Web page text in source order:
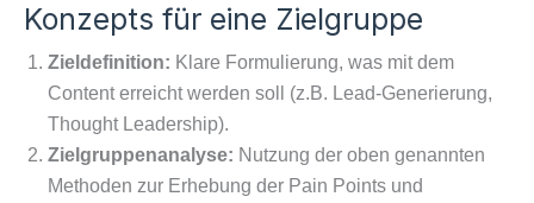
Konzepts für eine Zielgruppe
Zieldefinition: Klare Formulierung, was mit dem
Content erreicht werden soll (z.B. Lead-Generierung,
Thought Leadership).
Zielgruppenanalyse: Nutzung der oben genannten
Methoden zur Erhebung der Pain Points und